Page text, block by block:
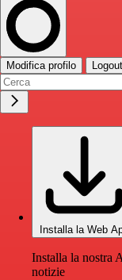
Modifica profilo Logout
Installa la Web
Installa la nostra
notizie